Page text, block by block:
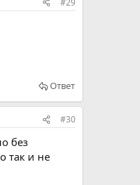
Ответ
#30
без
так и не